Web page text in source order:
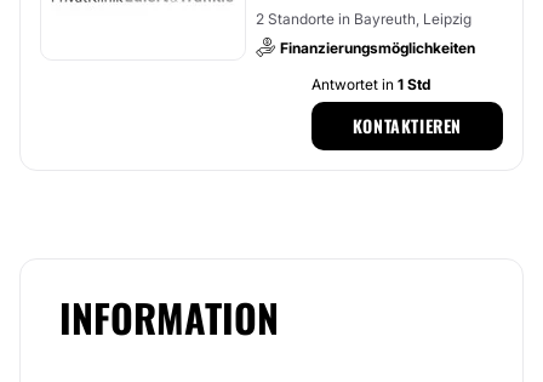
2 Standorte in Bayreuth, Leipzig
Finanzierungsmöglichkeiten
Antwortet in 1 Std
KONTAKTIEREN
INFORMATION